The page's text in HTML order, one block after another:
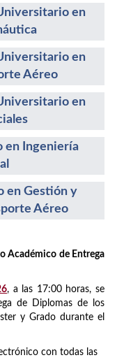
en
en
Aéreo
en
en Ingeniería
en Gestión y
Aéreo
de Entrega
, a las 17:00 horas, se
de Diplomas de los
y Grado durante el
con todas las